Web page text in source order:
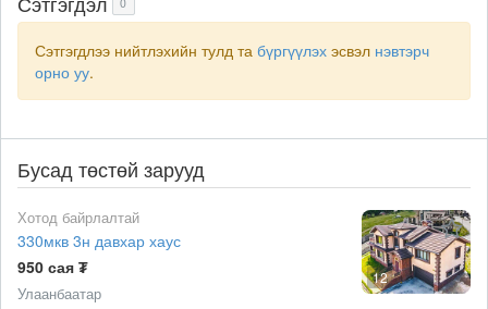
Сэтгэгдлээ нийтлэхийн тулд та бүргүүлэх эсвэл нэвтэрч
орно уу.
Бусад төстөй зарууд
12
Хотод байрлалтай
330мкв 3н давхар хаус
950 сая ₮
Улаанбаатар